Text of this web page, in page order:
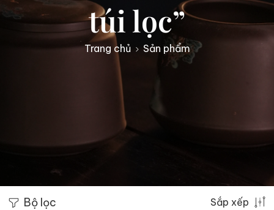
túi lọc”
Trang chủ Sản phẩm
Bộ lọc Sắp xếp